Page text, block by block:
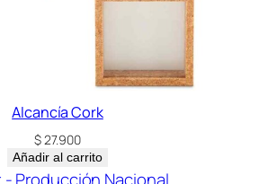
Alcancía Cork
$27.900
Añadir al carrito